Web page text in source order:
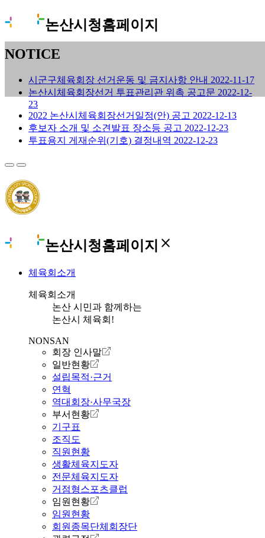
논산시청홈페이지
NOTICE
시군구체육회장 선거운동 및 금지사항 안내 2022-11-17
논산시체육회장선거 투표관리관 위촉 공고문 2022-12-
23
2022 논산시체육회장선거일정(안) 공고 2022-12-13
후보자 소개 및 소견발표 장소등 공고 2022-12-23
투표용지 게재순위(기호) 결정내역 2022-12-23
논산시청홈페이지 close
체육회소개
체육회소개
논산 시민과 함께하는
논산시 체육회!
NONSAN
회장 인사말
일반현황
설립목적·근거
연혁
역대회장·사무국장
부서현황
기구표
조직도
직원현황
생활체육지도자
전문체육지도자
거점형스포츠클럽
임원현황
임원현황
회원종목단체회장단